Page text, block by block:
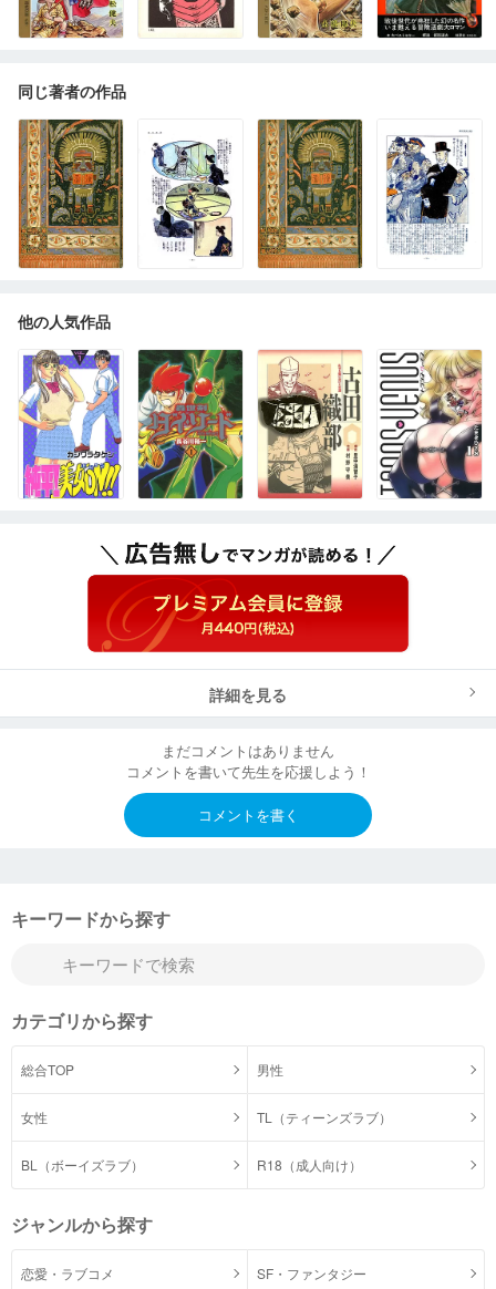
同じ著者の作品
他の人気作品
詳細を見る
まだコメントはありません
コメントを書いて先生を応援しよう！
コメントを書く
キーワードから探す
カテゴリから探す
総合TOP 男性
女性 TL（ティーンズラブ）
BL（ボーイズラブ） R18（成人向け）
ジャンルから探す
恋愛・ラブコメ SF・ファンタジー